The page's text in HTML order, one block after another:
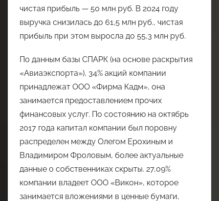
чистая прибыль — 50 млн руб. В 2024 году
выручка снизилась до 61,5 млн руб., чистая
прибыль при этом выросла до 55,3 млн руб.
По данным базы СПАРК (на основе раскрытия
«Авиаэкспорта»), 34% акций компании
принадлежат ООО «Фирма Кадм», она
занимается предоставлением прочих
финансовых услуг. По состоянию на октябрь
2017 года капитал компании был поровну
распределен между Олегом Ерохиным и
Владимиром Фроловым, более актуальные
данные о собственниках скрыты. 27,09%
компании владеет ООО «Викон», которое
занимается вложениями в ценные бумаги,